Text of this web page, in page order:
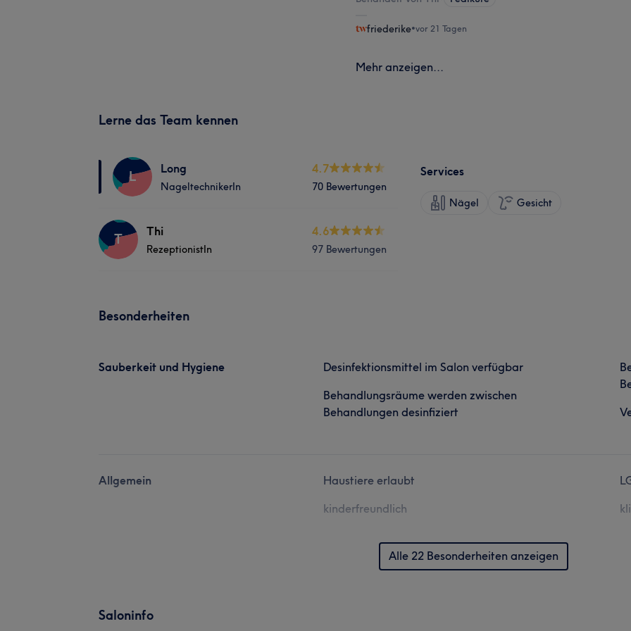
friederike•vor 21 Tagen
Mehr anzeigen...
Lerne das Team kennen
L Long
NageltechnikerIn
4.7
70 Bewertungen
T Thi
RezeptionistIn
4.6
97 Bewertungen
Services
Nägel Gesicht
Besonderheiten
Sauberkeit und Hygiene
Desinfektionsmittel im Salon verfügbar
Behandlungsräume werden zwischen
Behandlungen desinfiziert
Allgemein
Haustiere erlaubt
kinderfreundlich
Alle 22 Besonderheiten anzeigen
Saloninfo